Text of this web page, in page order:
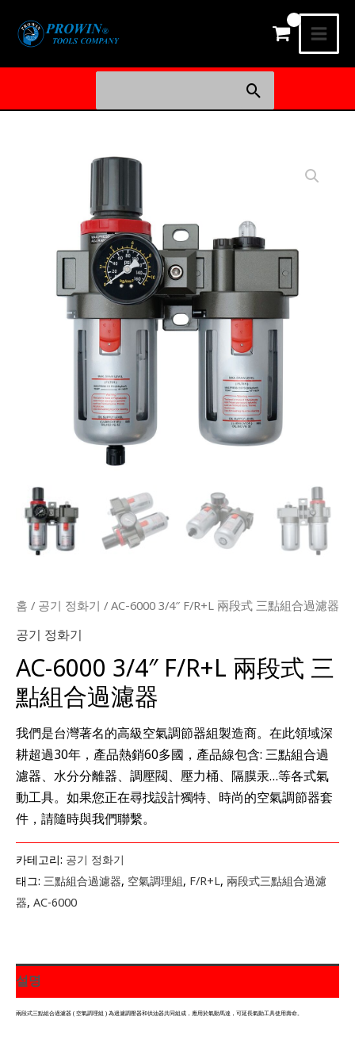
너
메
인
뉴
홈 / 공기 정화기 / AC-6000 3/4″ F/R+L 兩段式 三點組合過濾器
공기 정화기
AC-6000 3/4″ F/R+L 兩段式 三
點組合過濾器
我們是台灣著名的高級空氣調節器組製造商。在此領域深
耕超過30年，產品熱銷60多國，產品線包含: 三點組合過
濾器、水分分離器、調壓閥、壓力桶、隔膜汞…等各式氣
動工具。如果您正在尋找設計獨特、時尚的空氣調節器套
件，請隨時與我們聯繫。
카테고리: 공기 정화기
태그: 三點組合過濾器, 空氣調理組, F/R+L, 兩段式三點組合過濾
器, AC-6000
설명
兩段式三點組合過濾器 ( 空氣調理組 ) 為過濾調壓器和供油器共同組成，應用於氣動馬達，可延長氣動工具使用壽命。